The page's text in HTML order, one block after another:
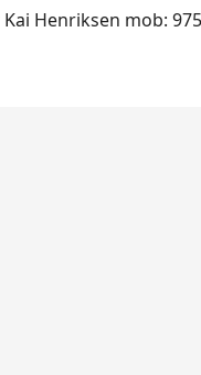
Henriksen mob: